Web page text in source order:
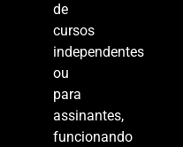
de
cursos
independentes
ou
para
assinantes,
funcionando